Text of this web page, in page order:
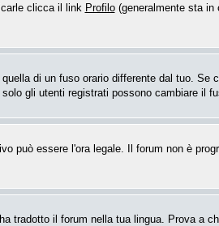
clicca il link Profilo(generalmente sta in
di un fuso orario differente dal tuo.
gli utenti registrati possono cambiare il
può essere l'ora legale. Il forum non è
tradotto il forum nella tua lingua. Prova a